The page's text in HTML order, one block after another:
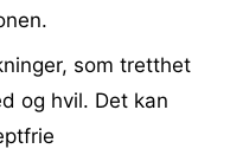
som tretthet
og hvil. Det kan